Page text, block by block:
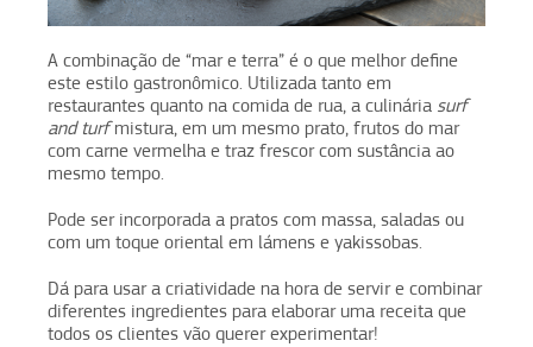
A combinação de “mar e terra” é o que melhor define
este estilo gastronômico. Utilizada tanto em
restaurantes quanto na comida de rua, a culinária surf
and turfmistura, em um mesmo prato, frutos do mar
com carne vermelha e traz frescor com sustância ao
mesmo tempo.
Pode ser incorporada a pratos com massa, saladas ou
com um toque oriental em lámens e yakissobas.
Dá para usar a criatividade na hora de servir e combinar
diferentes ingredientes para elaborar uma receita que
todos os clientes vão querer experimentar!